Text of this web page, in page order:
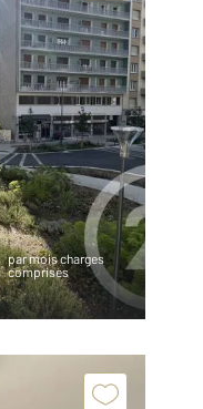
par mois charges
comprises